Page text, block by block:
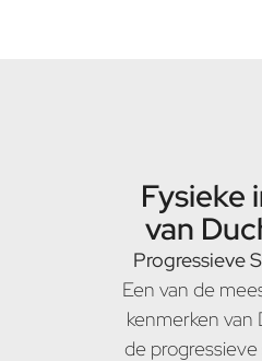
Fysieke
van
Progressieve
Een van de
kenmerken van
de progressieve